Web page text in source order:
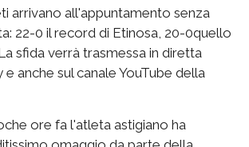
arrivano all'appuntamento senza
22-0 il record di Etinosa, 20-0quello
sfida verrà trasmessa in diretta
e anche sul canale YouTube della
ore fa l'atleta astigiano ha